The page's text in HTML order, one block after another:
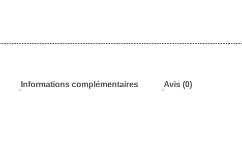
Informations complémentaires Avis (0)